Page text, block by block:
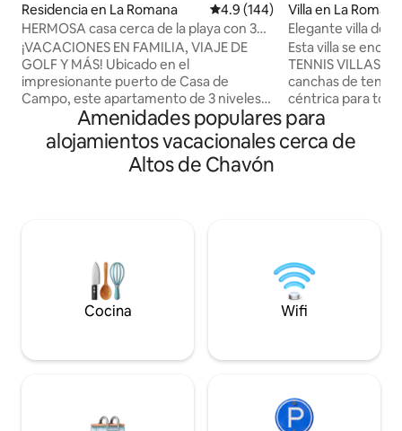
Residencia en La Romana Calificación promedio: 4.9 de
4.9 (144)
HERMOSA casa cerca de la playa con 3
dormitorios y vistas al puerto deportivo
¡VACACIONES EN FAMILIA, VIAJE DE
GOLF Y MÁS! Ubicado en el
impresionante puerto de Casa de
Campo, este apartamento de 3 niveles
cuenta con una cocina totalmente
equipada, sala de estar y terraza,
comedor y 3 amplios dormitorios con
barbacoa y el pequeño patio delantero.
Disfruta corriendo por Casa de Campo,
pasando el rato en la playa o comiendo
en los mejores restaurantes.
Villa en La Romana
Elegante villa de
infinita privada,
Esta villa se
TENNIS VILLAS,
canchas de tenis
céntrica para
hermoso centro
Campo. Un gran porche con amplios
asientos junto a
en todas partes;
completo;
estar.
Amenidades populares para
alojamientos vacacionales cerca de
Altos de Chavón
Cocina Wifi